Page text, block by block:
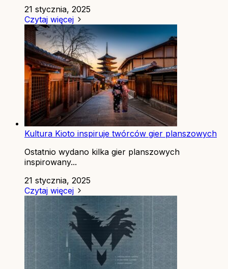
21 stycznia, 2025
Czytaj więcej
Kultura Kioto inspiruje twórców gier planszowych
Ostatnio wydano kilka gier planszowych
inspirowany...
21 stycznia, 2025
Czytaj więcej